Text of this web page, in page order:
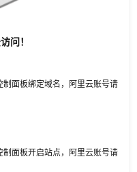
问！
面板绑定域名，阿里云账号请
面板开启站点，阿里云账号请